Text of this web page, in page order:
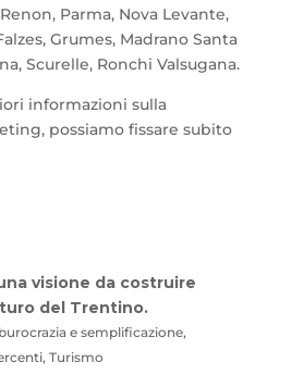
Parma, Nova Levante,
Grumes, Madrano Santa
Scurelle, Ronchi Valsugana.
informazioni sulla
possiamo fissare subito
visione da costruire
del Trentino.
e semplificazione,
Turismo